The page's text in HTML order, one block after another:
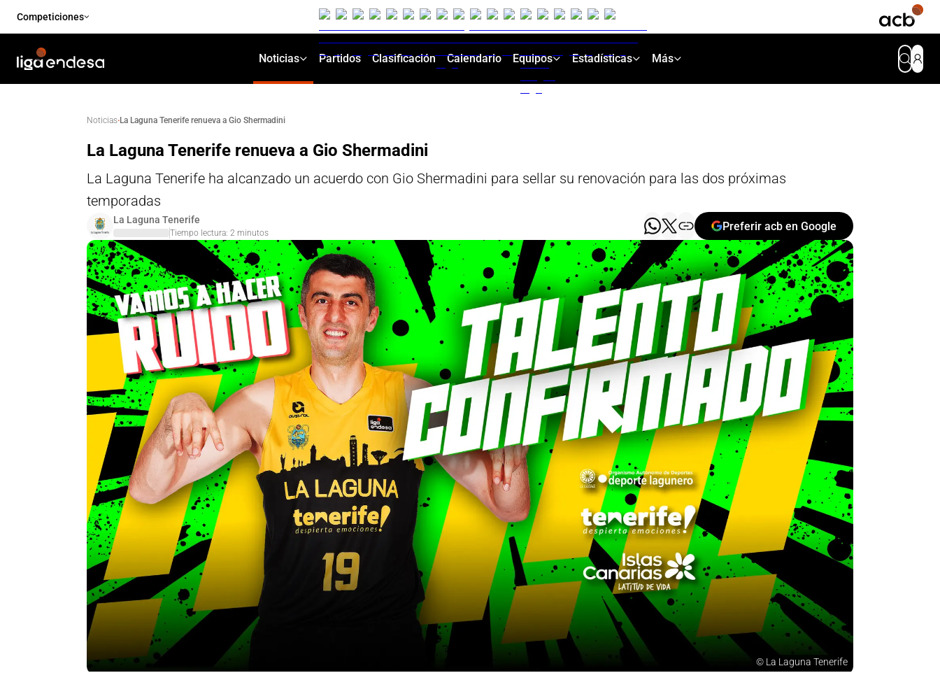
Competiciones
Noticias Partidos Clasificación Calendario Equipos Estadísticas Más
Noticias·La Laguna Tenerife renueva a Gio Shermadini
La Laguna Tenerife renueva a Gio Shermadini
La Laguna Tenerife ha alcanzado un acuerdo con Gio Shermadini para sellar su renovación para las dos próximas
temporadas
La Laguna Tenerife
Tiempo lectura: 2 minutos
Preferir acb en Google
© La Laguna Tenerife